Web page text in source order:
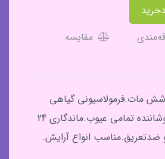
مقایسه
مات.فرمولاسیونی گیاهی
.حذف برق صورت .پوشاننده تمامی عیوب.ماندگاری 24
ضدتعریق.مناسب انواع آرایش.